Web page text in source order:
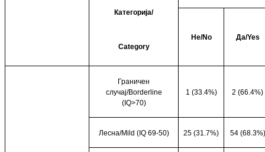
Категорија/
Category
Не/No Да/Yes
Граничен
случај/Borderline
(IQ>70)
1 (33.4%) 2 (66.4%)
Лесна/Mild (IQ 69-50) 25 (31.7%) 54 (68.3%)